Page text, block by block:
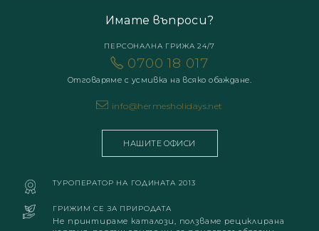
Имате въпроси?
ПЕРСОНАЛНА ГРИЖА 24/7
0700 18 017
Отговаряме с усмивка на всяко обаждане.
info@hermesholidays.net
НАШИТЕ ОФИСИ
ТУРОПЕРАТОР НА ГОДИНАТА 2013
ГРИЖИМ СЕ ЗА ПРИРОДАТА
Не принтираме каталози, ползваме рециклирана